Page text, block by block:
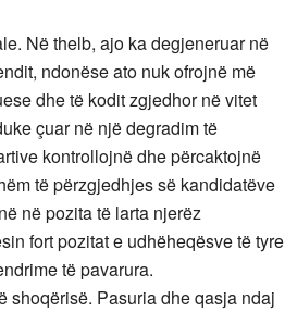
Në thelb, ajo ka degjeneruar në
ndonëse ato nuk ofrojnë më
dhe të kodit zgjedhor në vitet
çuar në një degradim të
kontrollojnë dhe përcaktojnë
të përzgjedhjes së kandidatëve
në pozita të larta njerëz
fort pozitat e udhëheqësve të tyre
të pavarura.
shoqërisë. Pasuria dhe qasja ndaj